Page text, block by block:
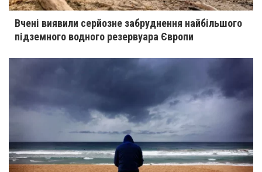
Вчені виявили серйозне забруднення найбільшого
підземного водного резервуара Європи